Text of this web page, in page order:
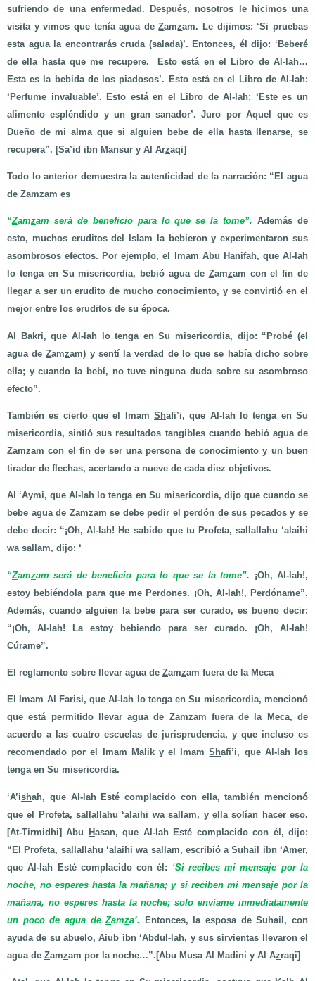
sufriendo de una enfermedad. Después, nosotros le hicimos una
visita y vimos que tenía agua deZamzam. Le dijimos: ‘Si pruebas
esta agua la encontrarás cruda (salada)’. Entonces, él dijo: ‘Beberé
de ella hasta que me recupere. Esto está en el Libro de Al-lah…
Esta es la bebida de los piadosos’. Esto está en el Libro de Al-lah:
‘Perfume invaluable’. Esto está en el Libro de Al-lah: ‘Este es un
alimento espléndido y un gran sanador’. Juro por Aquel que es
Dueño de mi alma que si alguien bebe de ella hasta llenarse, se
recupera”. [Sa’id ibn Mansur y Al Arzaqi]
Todo lo anterior demuestra la autenticidad de la narración: “El agua
de Zamzam es
“Zamzam será de beneficio para lo que se la tome”. Además de
esto, muchos eruditos del Islam la bebieron y experimentaron sus
asombrosos efectos. Por ejemplo, el Imam Abu Hanifah, que Al-lah
lo tenga en Su misericordia, bebió agua de Zamzam con el fin de
llegar a ser un erudito de mucho conocimiento, y se convirtió en el
mejor entre los eruditos de su época.
Al Bakri, que Al-lah lo tenga en Su misericordia, dijo: “Probé (el
agua deZamzam) y sentí la verdad de lo que se había dicho sobre
ella; y cuando la bebí, no tuve ninguna duda sobre su asombroso
efecto”.
También es cierto que el Imam Shafi’i, que Al-lah lo tenga en Su
misericordia, sintió sus resultados tangibles cuando bebió agua de
Zamzam con el fin de ser una persona de conocimiento y un buen
tirador de flechas, acertando a nueve de cada diez objetivos.
Al ‘Aymi, que Al-lah lo tenga en Su misericordia, dijo que cuando se
bebe agua de Zamzam se debe pedir el perdón de sus pecados y se
debe decir: “¡Oh, Al-lah! He sabido que tu Profeta, sallallahu ‘alaihi
wa sallam, dijo: ‘
“Zamzam será de beneficio para lo que se la tome”. ¡Oh, Al-lah!,
estoy bebiéndola para que me Perdones. ¡Oh, Al-lah!, Perdóname”.
Además, cuando alguien la bebe para ser curado, es bueno decir:
“¡Oh, Al-lah! La estoy bebiendo para ser curado. ¡Oh, Al-lah!
Cúrame”.
El reglamento sobre llevar agua de Zamzam fuera de la Meca
El Imam Al Farisi, que Al-lah lo tenga en Su misericordia, mencionó
que está permitido llevar agua de Zamzam fuera de la Meca, de
acuerdo a las cuatro escuelas de jurisprudencia, y que incluso es
recomendado por el Imam Malik y el ImamShafi’i, que Al-lah los
tenga en Su misericordia.
‘A’ishah, que Al-lah Esté complacido con ella, también mencionó
que el Profeta, sallallahu ‘alaihi wa sallam, y ella solían hacer eso.
[At-Tirmidhi] Abu Hasan, que Al-lah Esté complacido con él, dijo:
“El Profeta, sallallahu ‘alaihi wa sallam, escribió a Suhail ibn ‘Amer,
que Al-lah Esté complacido con él: ‘Si recibes mi mensaje por la
noche, no esperes hasta la mañana; y si reciben mi mensaje por la
mañana, no esperes hasta la noche; solo envíame inmediatamente
un poco de agua deZamza’. Entonces, la esposa de Suhail, con
ayuda de su abuelo, Aiub ibn ‘Abdul-lah, y sus sirvientas llevaron el
agua de Zamzam por la noche…”.[Abu Musa Al Madini y Al Azraqi]